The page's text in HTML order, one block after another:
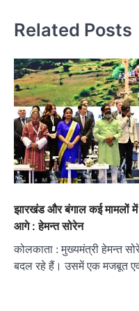
Related Posts
झारखंड और बंगाल कई मामलों
आगे : हेमन्त सोरेन
कोलकाता : मुख्यमंत्री हेमन्त
बदल रहे हैं। उसमें एक मजबूत